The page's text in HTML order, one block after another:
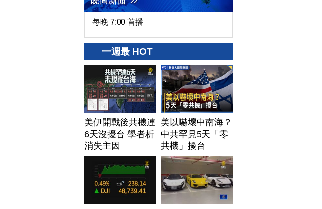
每晚 7:00 首播
一週最 HOT
美伊開戰後共機連
6天沒擾台 學者析
消失主因
美以嚇壞中南海？
中共罕見5天「零
共機」擾台